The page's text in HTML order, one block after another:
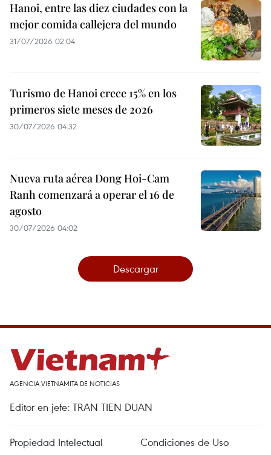
Hanoi, entre las diez ciudades con la
mejor comida callejera del mundo
31/07/2026 02:04
Turismo de Hanoi crece 15% en los
primeros siete meses de 2026
30/07/2026 04:32
Nueva ruta aérea Dong Hoi-Cam
Ranh comenzará a operar el 16 de
agosto
30/07/2026 04:02
Descargar
AGENCIA VIETNAMITA DE NOTICIAS
Editor en jefe: TRAN TIEN DUAN
Propiedad Intelectual Condiciones de Uso